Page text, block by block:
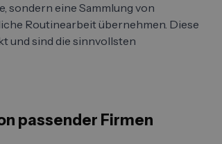
sondern eine Sammlung von
Routinearbeit übernehmen. Diese
und sind die sinnvollsten
passender Firmen